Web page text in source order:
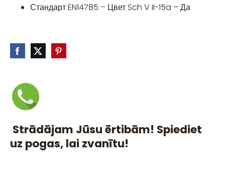
Strādājam Jūsu ērtibām! Spiediet
uz pogas, lai zvanītu!
Стандарт EN14785 – Цвет Sch V II-15a – Да